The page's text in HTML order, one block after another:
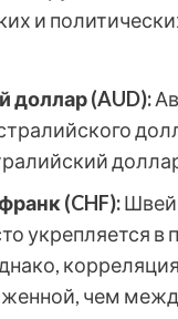
и
доллар (AUD):
(CHF):
укрепляется
чем